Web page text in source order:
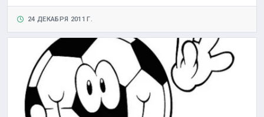
24 ДЕКАБРЯ 2011 Г.